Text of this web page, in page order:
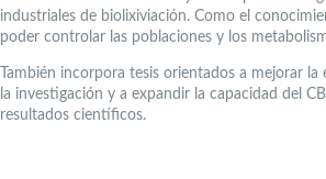
industriales de biolixiviación. Como el
poder controlar las poblaciones y los
También incorpora tesis orientados a mejorar
la investigación y a expandir la capacidad del
resultados científicos.